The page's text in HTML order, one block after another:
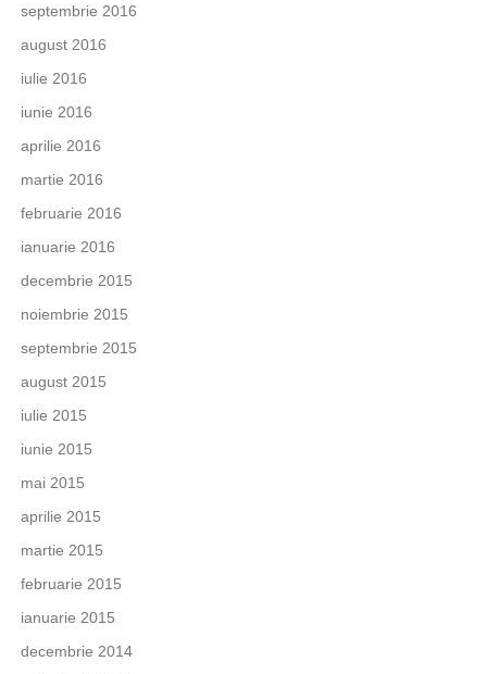
septembrie 2016
august 2016
iulie 2016
iunie 2016
aprilie 2016
martie 2016
februarie 2016
ianuarie 2016
decembrie 2015
noiembrie 2015
septembrie 2015
august 2015
iulie 2015
iunie 2015
mai 2015
aprilie 2015
martie 2015
februarie 2015
ianuarie 2015
decembrie 2014